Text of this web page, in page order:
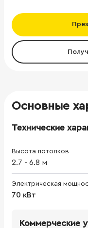
Основные
Технические
Высота потолков
2.7 - 6.8 м
Электрическая
70 кВт
Коммерческие